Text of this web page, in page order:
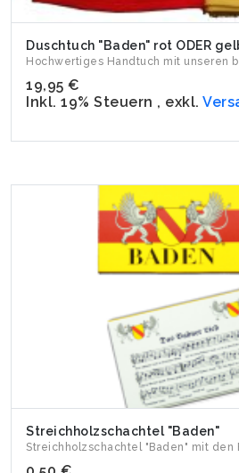
Duschtuch "Baden" rot ODER
19,95 €
Inkl. 19% Steuern , exkl.
Streichholzschachtel "Baden"